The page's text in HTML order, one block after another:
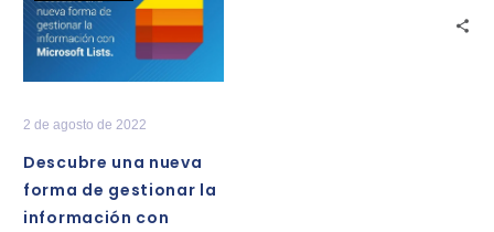
una
nueva
forma
gestionar
2 de agosto de 2022
Descubre una nueva
forma de gestionar la
información con